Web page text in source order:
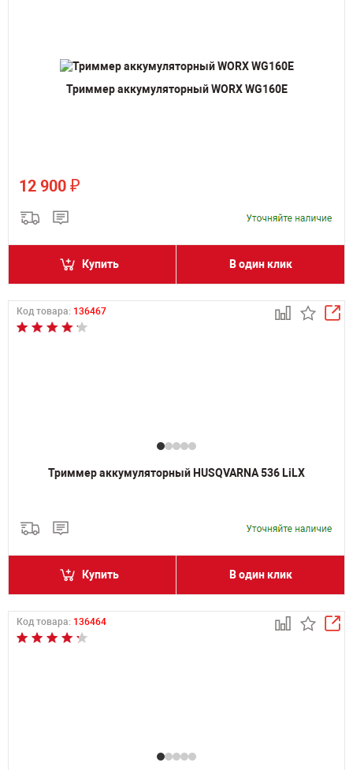
Триммер аккумуляторный WORX WG160E
12 900 ₽
Купить В один клик
Код товара: 136467
Триммер аккумуляторный HUSQVARNA 536 LiLX
Купить В один клик
Код товара: 136464